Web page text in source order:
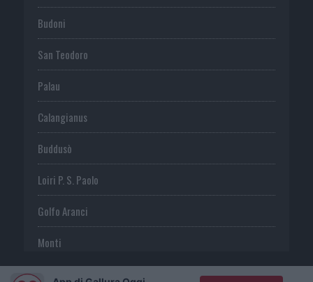
Budoni
San Teodoro
Palau
Calangianus
Buddusò
Loiri P. S. Paolo
Golfo Aranci
Monti
Telti